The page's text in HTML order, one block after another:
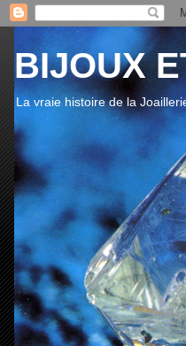
BIJOUX
La vraie histoire de la